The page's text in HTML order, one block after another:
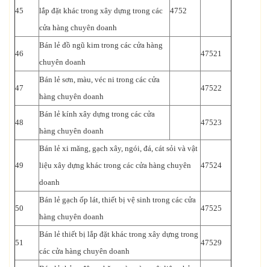
45
lắp đặt khác trong xây dựng trong các
cửa hàng chuyên doanh
4752
46
Bán lẻ đồ ngũ kim trong các cửa hàng
chuyên doanh
47521
47
Bán lẻ sơn, màu, véc ni trong các cửa
hàng chuyên doanh
47522
48
Bán lẻ kính xây dựng trong các cửa
hàng chuyên doanh
47523
49
Bán lẻ xi măng, gạch xây, ngói, đá, cát sỏi và vật
liệu xây dựng khác trong các cửa hàng chuyên
doanh
47524
50
Bán lẻ gạch ốp lát, thiết bị vệ sinh trong các cửa
hàng chuyên doanh
47525
51
Bán lẻ thiết bị lắp đặt khác trong xây dựng trong
các cửa hàng chuyên doanh
47529